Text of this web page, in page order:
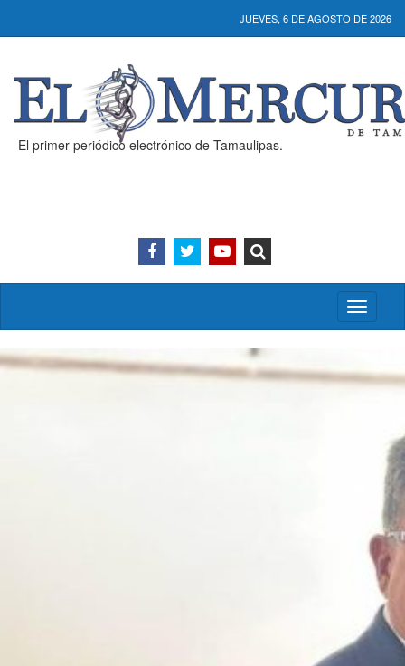
JUEVES, 6 DE AGOSTO DE 2026
El primer periódico electrónico de Tamaulipas.
Activar/
menú